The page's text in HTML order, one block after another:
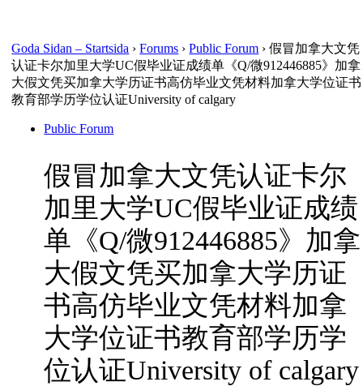
Goda Sidan – Startsida › Forums › Public Forum › 假冒加拿大文凭
认证卡尔加里大学UC假毕业证成绩单《Q/微912446885》加拿
大假文凭买加拿大学历证书高仿毕业文凭材料加拿大学位证书
教育部学历学位认证University of calgary
Public Forum
假冒加拿大文凭认证卡尔
加里大学UC假毕业证成绩
单《Q/微912446885》加拿
大假文凭买加拿大学历证
书高仿毕业文凭材料加拿
大学位证书教育部学历学
位认证University of calgary